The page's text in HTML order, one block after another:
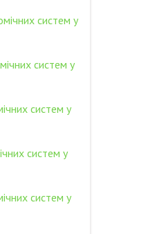
систем у
систем у
систем у
систем у
систем у